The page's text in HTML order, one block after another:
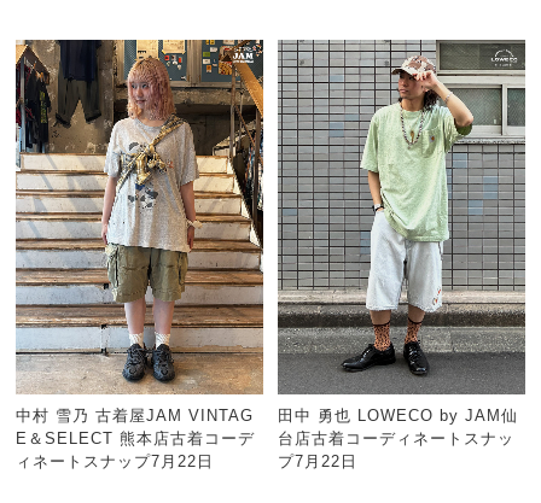
中村 雪乃 古着屋JAM VINTAG
E＆SELECT 熊本店古着コーデ
ィネートスナップ7月22日
田中 勇也 LOWECO by JAM仙
台店古着コーディネートスナッ
プ7月22日